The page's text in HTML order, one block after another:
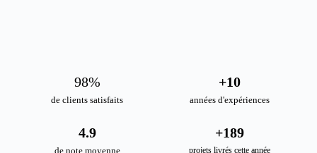
de clients satisfaits
98%
années d'expériences
+10
de note moyenne
4.9
projets livrés cette année
+189